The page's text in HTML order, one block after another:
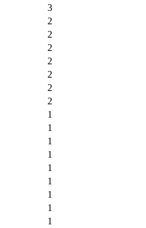
3
2
2
2
2
2
2
2
1
1
1
1
1
1
1
1
1